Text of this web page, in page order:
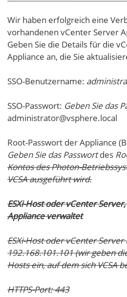
Wir haben erfolgreich eine
vorhandenen vCenter Server
Geben Sie die Details für die
Appliance an, die Sie
SSO-Benutzername:
SSO-Passwort: Geben Sie das
administrator@vsphere.local
Root-Passwort der Appliance
Geben Sie das Passwortdes
Kontos des Photon-
VCSA ausgeführt wird.
ESXi-Host oder vCenter
Appliance verwaltet
ESXi-Host oder vCenter Server
192.168.101.101(wir geben
Hosts ein, auf dem sich VCSA
HTTPS-Port:443